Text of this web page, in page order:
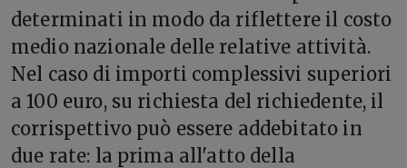
determinati in modo da riflettere il costo
medio nazionale delle relative attività.
Nel caso di importi complessivi superiori
a 100 euro, su richiesta del richiedente, il
corrispettivo può essere addebitato in
due rate: la prima all'atto della